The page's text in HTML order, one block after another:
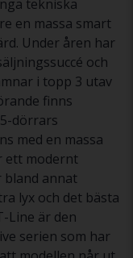
tekniska
en massa smart
Under åren har
och
i topp 3 utav
finns
dörrars
med en massa
ett modernt
bland annat
lyx och det bästa
Line är den
serien som har